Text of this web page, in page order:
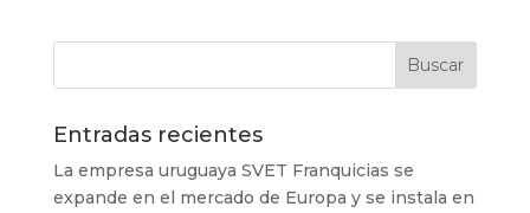
Entradas recientes
La empresa uruguaya SVET Franquicias se
expande en el mercado de Europa y se instala en